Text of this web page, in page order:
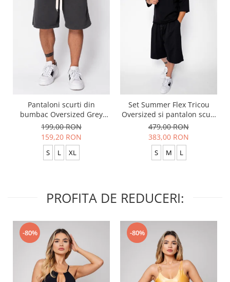
Pantaloni scurti din
bumbac Oversized Grey
Anthracite
199,00 RON
159,20 RON
S L XL
Set Summer Flex Tricou
Oversized si pantalon scurt
Baggy Black
479,00 RON
383,00 RON
S M L
PROFITA DE REDUCERI:
-80% -80%